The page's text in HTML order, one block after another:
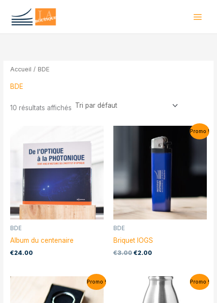
contenu
Accueil / BDE
BDE
10 résultats affichés
BDE
Album du centenaire
€24.00
Promo !
BDE
Briquet IOGS
€3.00 €2.00
Promo ! Promo !